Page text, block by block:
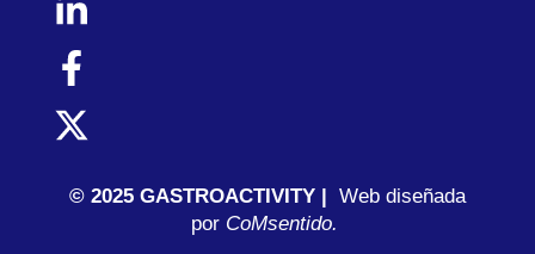
© 2025 GASTROACTIVITY | Web diseñada
porCoMsentido.